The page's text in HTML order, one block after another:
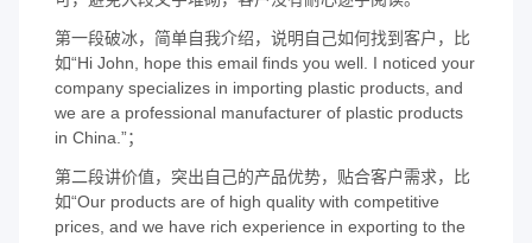
第一段破冰，简单自我介绍，说明自己如何找到客户，比
如“Hi John, hope this email finds you well. I noticed your
company specializes in importing plastic products, and
we are a professional manufacturer of plastic products
in China.”；
第二段讲价值，突出自己的产品优势，贴合客户需求，比
如“Our products are of high quality with competitive
prices, and we have rich experience in exporting to the